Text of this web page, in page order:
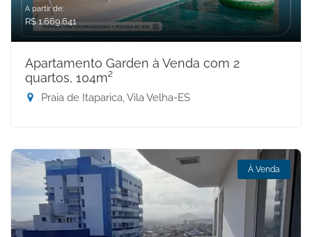
A partir de:
R$ 1.669.641
Apartamento Garden à Venda com 2
quartos, 104m²
Praia de Itaparica, Vila Velha-ES
À Venda